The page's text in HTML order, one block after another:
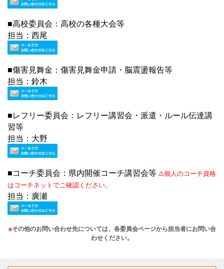
■高校委員会：高校の各種大会等
担当：西尾
■傷害見舞金：傷害見舞金申請・脳震盪報告等
担当：鈴木
■レフリー委員会：レフリー講習会・派遣・ルール伝達講
習等
担当：大野
■コーチ委員会：県内開催コーチ講習会等 ⚠️個人のコーチ資格
はコーチネットでご確認ください。
担当：廣瀬
※その他のお問い合わせ先については、 各委員会ページから担当者にお問い合
わせください。